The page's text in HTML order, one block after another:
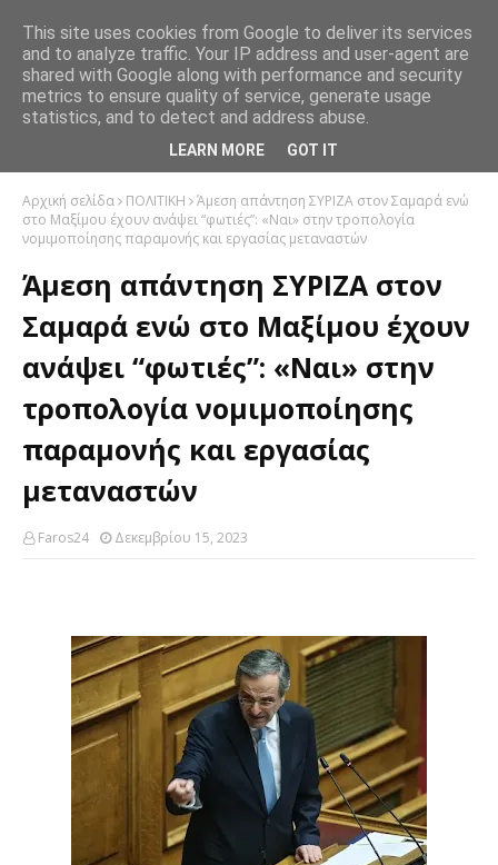
Αρχική σελίδα ΠΟΛΙΤΙΚΗ
Άμεση απάντηση ΣΥΡΙΖΑ στον Σαμαρά ενώ
στο Μαξίμου έχουν ανάψει “φωτιές”: «Ναι» στην τροπολογία
νομιμοποίησης παραμονής και εργασίας μεταναστών
Άμεση απάντηση ΣΥΡΙΖΑ στον
Σαμαρά ενώ στο Μαξίμου έχουν
ανάψει “φωτιές”: «Ναι» στην
τροπολογία νομιμοποίησης
παραμονής και εργασίας
μεταναστών
Faros24 Δεκεμβρίου 15, 2023
This site uses cookies from Google to deliver its services
and to analyze traffic. Your IP address and user-agent are
shared with Google along with performance and security
metrics to ensure quality of service, generate usage
statistics, and to detect and address abuse.
LEARN MORE GOT IT